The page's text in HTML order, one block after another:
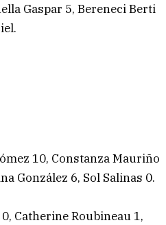
Gaspar 5, Bereneci Berti
10, Constanza Mauriño
González 6, Sol Salinas 0.
Catherine Roubineau 1,